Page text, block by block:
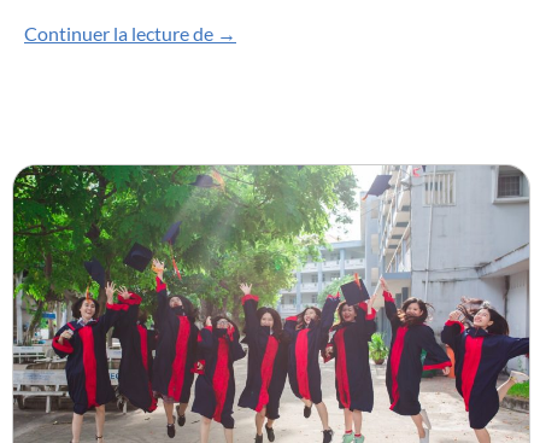
Continuer la lecture de Epiphanie : Nous sommes venus
→